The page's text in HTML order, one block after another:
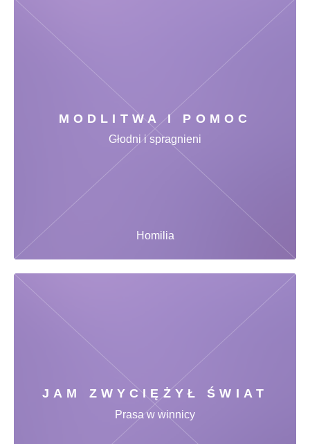
MODLITWA I POMOC
Homilia
Głodni i spragnieni
JAM ZWYCIĘŻYŁ ŚWIAT
Prasa w winnicy